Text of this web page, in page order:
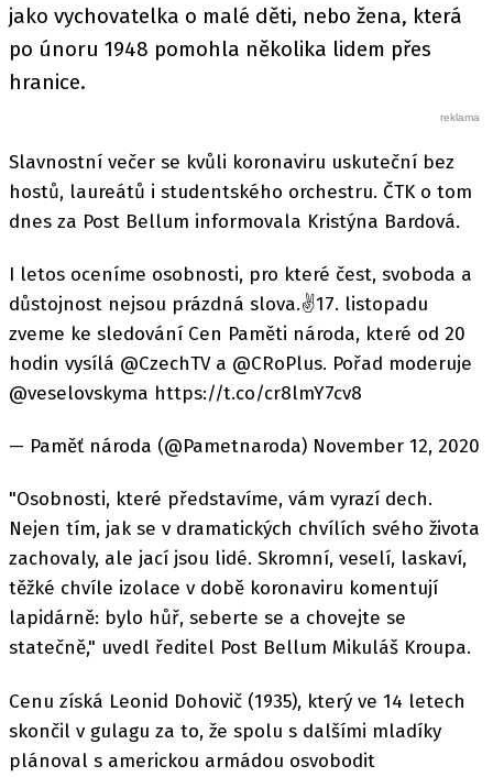
jako vychovatelka o malé děti, nebo žena, která
po únoru 1948 pomohla několika lidem přes
hranice.
Slavnostní večer se kvůli koronaviru uskuteční bez
hostů, laureátů i studentského orchestru. ČTK o tom
dnes za Post Bellum informovala Kristýna Bardová.
I letos oceníme osobnosti, pro které čest, svoboda a
důstojnost nejsou prázdná slova.✌️17. listopadu
zveme ke sledování Cen Paměti národa, které od 20
hodin vysílá @CzechTV a @CRoPlus. Pořad moderuje
@veselovskyma https://t.co/cr8lmY7cv8
— Paměť národa (@Pametnaroda) November 12, 2020
"Osobnosti, které představíme, vám vyrazí dech.
Nejen tím, jak se v dramatických chvílích svého života
zachovaly, ale jací jsou lidé. Skromní, veselí, laskaví,
těžké chvíle izolace v době koronaviru komentují
lapidárně: bylo hůř, seberte se a chovejte se
statečně," uvedl ředitel Post Bellum Mikuláš Kroupa.
Cenu získá Leonid Dohovič (1935), který ve 14 letech
skončil v gulagu za to, že spolu s dalšími mladíky
plánoval s americkou armádou osvobodit